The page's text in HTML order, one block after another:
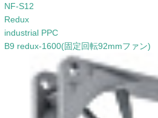
NF-S12
Redux
industrial PPC
B9 redux-1600(固定回転92mmファン)